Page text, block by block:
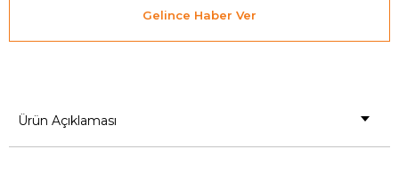
Gelince Haber Ver
Ürün Açıklaması